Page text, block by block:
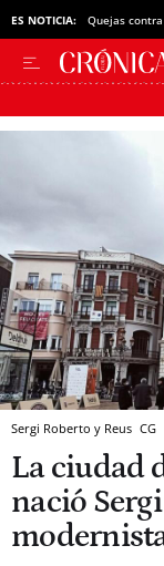
ES NOTICIA: Quejas
Sergi Roberto y Reus CG
La ciudad
nació